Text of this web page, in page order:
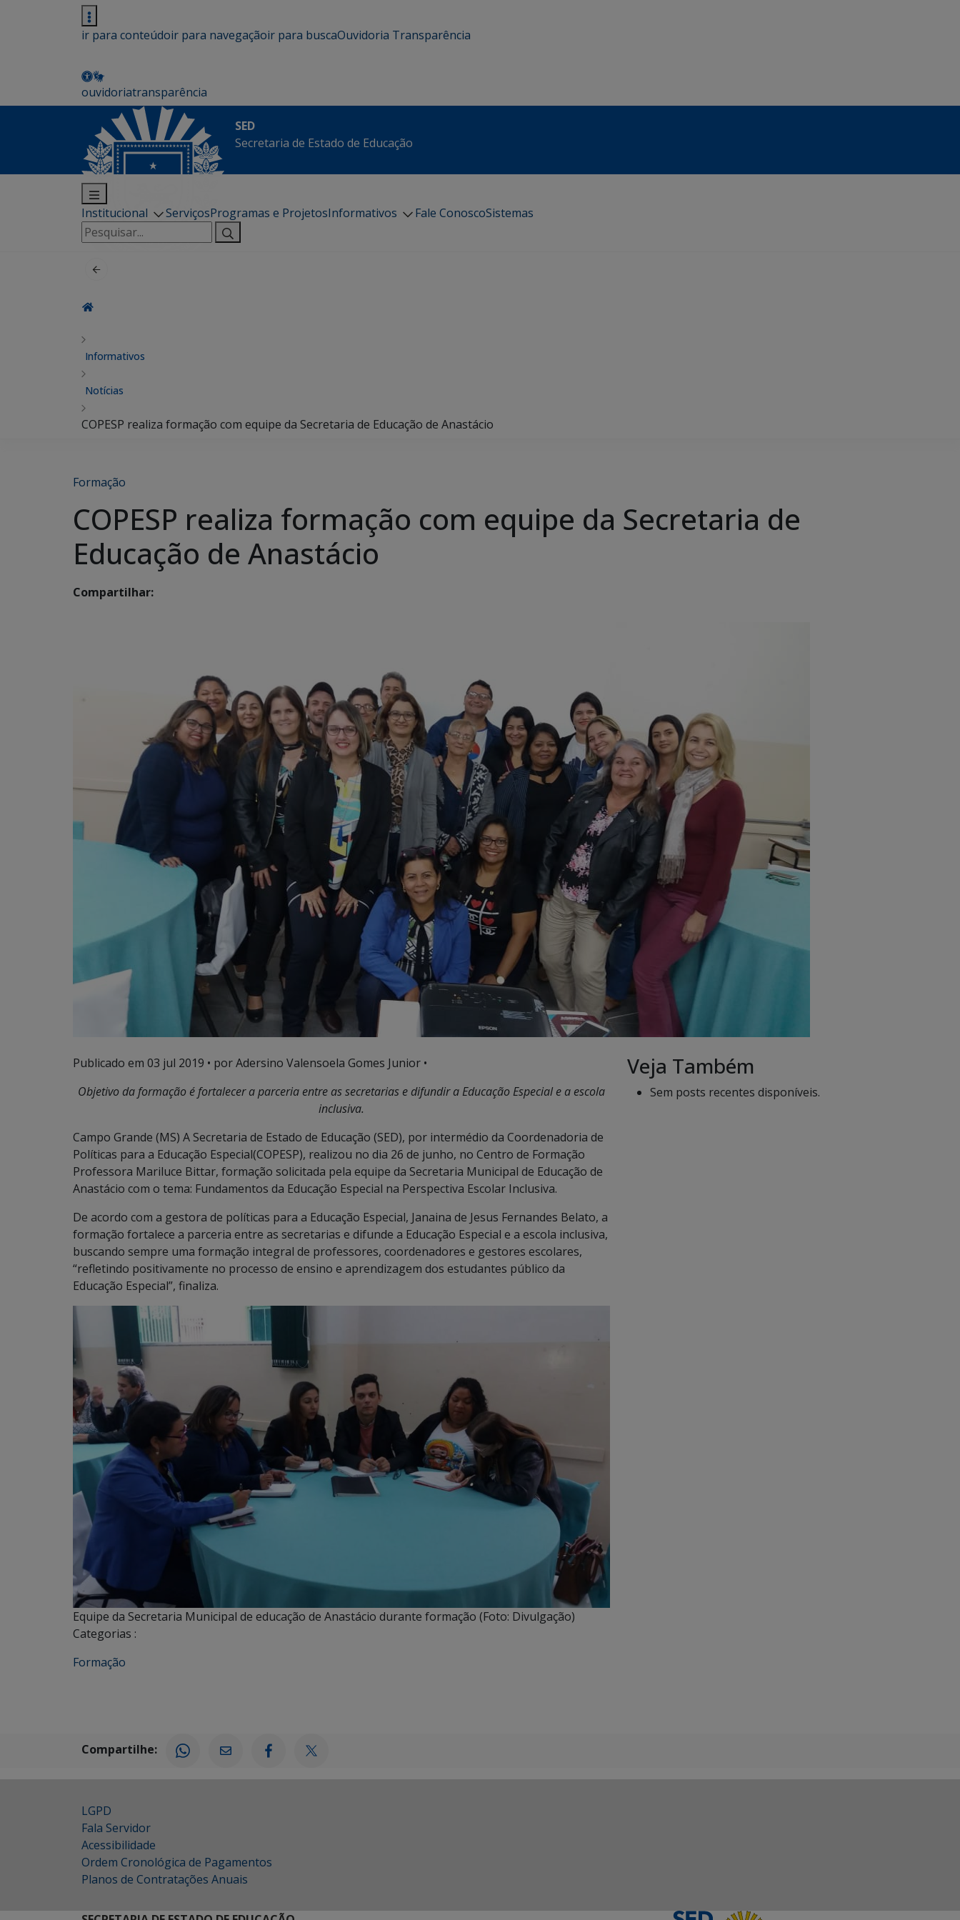
ir para conteúdoir para navegaçãoir para buscaOuvidoria Transparência
ouvidoriatransparência
SED
Secretaria de Estado de Educação
Institucional ServiçosProgramas e ProjetosInformativos Fale ConoscoSistemas
Pesquisar
por:
Informativos
Notícias
COPESP realiza formação com equipe da Secretaria de Educação de Anastácio
Formação
COPESP realiza formação com equipe da Secretaria de
Educação de Anastácio
Compartilhar:
Publicado em 03 jul 2019 • por Adersino Valensoela Gomes Junior •
Objetivo da formação é fortalecer a parceria entre as secretarias e difundir a Educação Especial e a escola
inclusiva.
Campo Grande (MS) A Secretaria de Estado de Educação (SED), por intermédio da Coordenadoria de
Políticas para a Educação Especial(COPESP), realizou no dia 26 de junho, no Centro de Formação
Professora Mariluce Bittar, formação solicitada pela equipe da Secretaria Municipal de Educação de
Anastácio com o tema: Fundamentos da Educação Especial na Perspectiva Escolar Inclusiva.
De acordo com a gestora de políticas para a Educação Especial, Janaina de Jesus Fernandes Belato, a
formação fortalece a parceria entre as secretarias e difunde a Educação Especial e a escola inclusiva,
buscando sempre uma formação integral de professores, coordenadores e gestores escolares,
“refletindo positivamente no processo de ensino e aprendizagem dos estudantes público da
Educação Especial”, finaliza.
Equipe da Secretaria Municipal de educação de Anastácio durante formação (Foto: Divulgação)
Categorias :
Formação
Veja Também
Sem posts recentes disponíveis.
Compartilhe:
LGPD
Fala Servidor
Acessibilidade
Ordem Cronológica de Pagamentos
Planos de Contratações Anuais